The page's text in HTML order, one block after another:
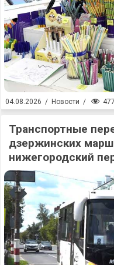
04.08.2026 / Новости / 477
Транспортные
дзержинских
нижегородский